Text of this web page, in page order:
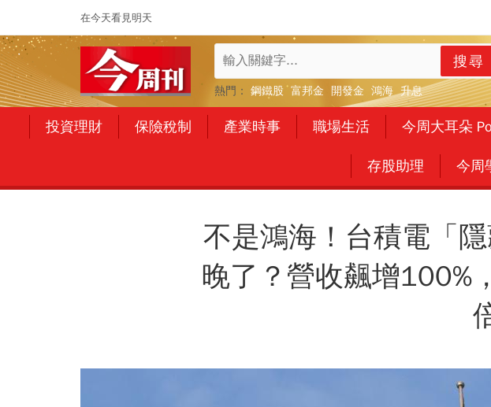
在今天看見明天
搜尋
熱門： 鋼鐵股 富邦金 開發金 鴻海 升息
投資理財 保險稅制 產業時事 職場生活 今周大耳朵
存股助理 今周
不是鴻海！台積電「
晚了？營收飆增100%